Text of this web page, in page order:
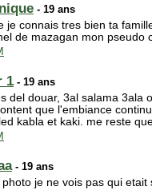
- 19 ans
je connais tres bien ta
de mazagan mon pseudo
1 - 19 ans
del douar, 3al salama 3ala
que l'embiance
kabla et kaki. me reste
- 19 ans
je ne vois pas qui